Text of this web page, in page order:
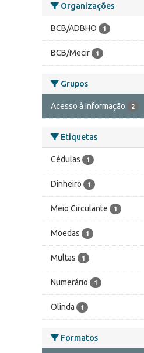
Organizações
BCB/ADBHO 1
BCB/Mecir 1
Grupos
Acesso à Informação 2
Etiquetas
Cédulas 1
Dinheiro 1
Meio Circulante 1
Moedas 1
Multas 1
Numerário 1
Olinda 1
Formatos